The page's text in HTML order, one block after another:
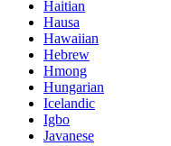
Haitian
Hausa
Hawaiian
Hebrew
Hmong
Hungarian
Icelandic
Igbo
Javanese